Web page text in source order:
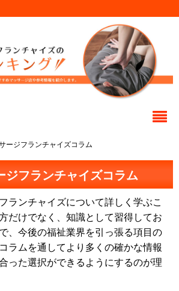
ージフランチャイズコラム
ジフランチャイズコラム
ランチャイズについて詳しく学ぶこ
だけでなく、知識として習得してお
、今後の福祉業界を引っ張る項目の
ラムを通してより多くの確かな情報
った選択ができるようにするのが理